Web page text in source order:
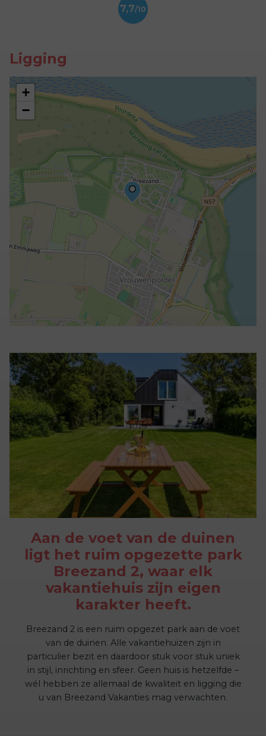
7,7
Ligging
+
−
Aan de voet van de duinen
ligt het ruim opgezette park
Breezand 2, waar elk
vakantiehuis zijn eigen
karakter heeft.
Breezand 2 is een ruim opgezet park aan de voet
van de duinen. Alle vakantiehuizen zijn in
particulier bezit en daardoor stuk voor stuk uniek
in stijl, inrichting en sfeer. Geen huis is hetzelfde –
wél hebben ze allemaal de kwaliteit en ligging die
u van Breezand Vakanties mag verwachten.